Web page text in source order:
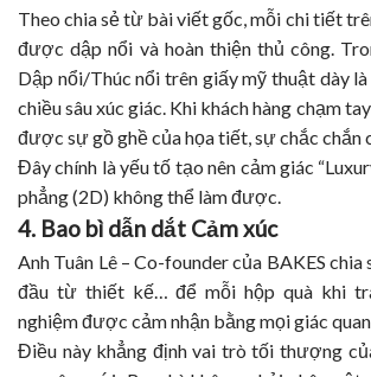
Theo chia sẻ từ bài viết gốc, mỗi chi tiết
được dập nổi và hoàn thiện thủ công.
Dập nổi/Thúc nổi trên giấy mỹ thuật dày
chiều sâu xúc giác. Khi khách hàng chạm
được sự gồ ghề của họa tiết, sự chắc chắn
Đây chính là yếu tố tạo nên cảm giác
phẳng (2D) không thể làm được.
4. Bao bì dẫn dắt Cảm xúc
Anh Tuân Lê – Co-founder của BAKES
đầu từ thiết kế… để mỗi hộp quà khi
nghiệm được cảm nhận bằng mọi giác
Điều này khẳng định vai trò tối thượng